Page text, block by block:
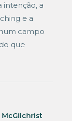
intenção, a
e a
campo
que
McGilchrist